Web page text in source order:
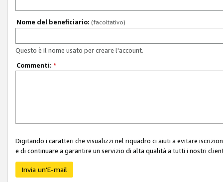
Nome del beneficiario: (facoltativo)
Questo è il nome usato per creare l'account.
Commenti: *
Digitando i caratteri che visualizzi nel riquadro ci aiuti a evitare
e di continuare a garantire un servizio di alta qualità a tutti i nostri
Invia un'E-mail